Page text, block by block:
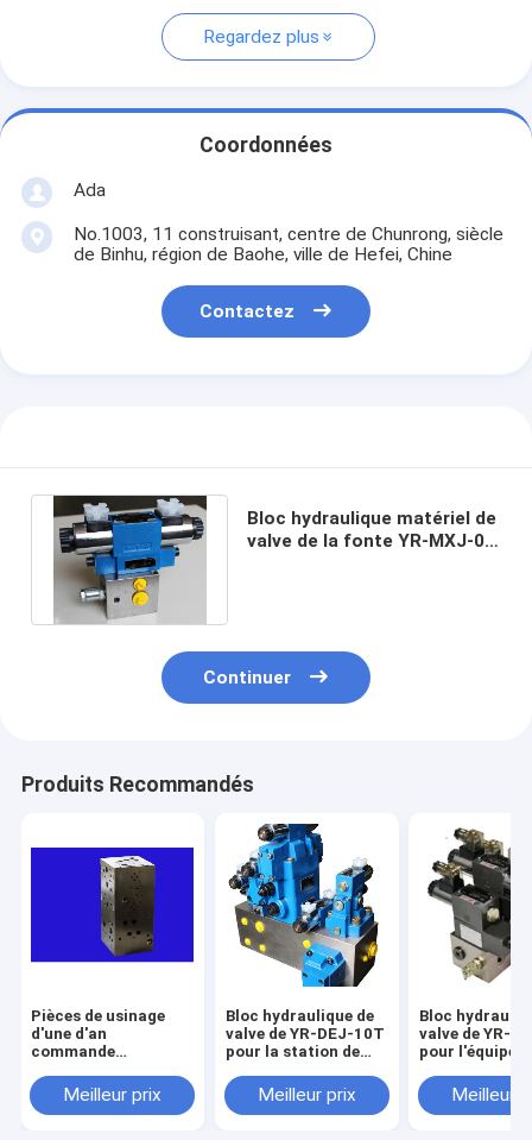
Regardez plus
Coordonnées
Ada
No.1003, 11 construisant, centre de Chunrong, siècle
de Binhu, région de Baohe, ville de Hefei, Chine
Contactez
Bloc hydraulique matériel de
valve de la fonte YR-MXJ-08
Continuer
Produits Recommandés
Pièces de usinage
d'une d'an
commande
ordinateur de
garantie, bloc
Meilleur prix
Bloc hydraulique de
valve de YR-DEJ-10T
pour la station de
déchetsMeilleur prix
Bloc
valve de YR-
pour
Meilleur